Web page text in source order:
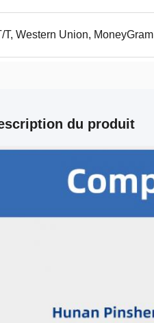
T, Western Union, MoneyGram
du produit